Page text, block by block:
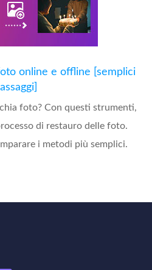
online e offline [semplici
foto? Con questi strumenti,
di restauro delle foto.
i metodi più semplici.